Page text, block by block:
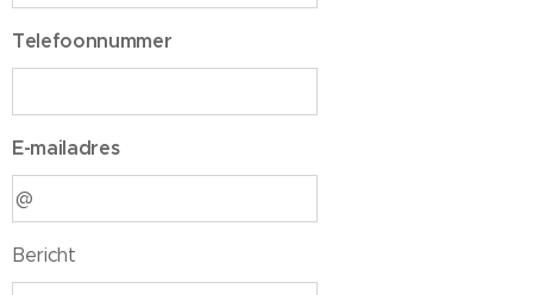
Telefoonnummer
E-mailadres
Bericht